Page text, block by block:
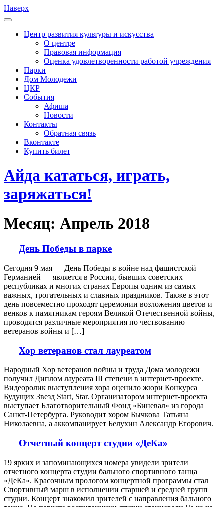
Наверх
Центр развития культуры и искусства
О центре
Правовая информация
Оценка удовлетворенности работой учреждения
Парки
Дом Молодежи
ЦКР
События
Афиша
Новости
Контакты
Обратная связь
Вконтакте
Купить билет
Айда кататься, играть,
заряжаться!
Месяц: Апрель 2018
День Победы в парке
Сегодня 9 мая — День Победы в войне над фашистской
Германией — является в России, бывших советских
республиках и многих странах Европы одним из самых
важных, трогательных и славных праздников. Также в этот
день повсеместно проходят церемонии возложения цветов и
венков к памятникам героям Великой Отечественной войны,
проводятся различные мероприятия по чествованию
ветеранов войны и […]
Хор ветеранов стал лауреатом
Народный Хор ветеранов войны и труда Дома молодежи
получил Диплом лауреата III степени в интернет-проекте.
Видеоролик выступления хора оценило жюри Конкурса
Будущих Звезд Start, Star. Организатором интернет-проекта
выступает Благотворительный Фонд «Биневал» из города
Санкт-Петербурга. Руководит хором Бычкова Татьяна
Николаевна, а аккомпанирует Белухин Александр Егорович.
Отчетный концерт студии «ДеКа»
19 ярких и запоминающихся номера увидели зрители
отчетного концерта студии бального спортивного танца
«ДеКа». Красочным прологом концертной программы стал
Спортивный марш в исполнении старшей и средней групп
студии. Концерт знакомил зрителей с направления бального